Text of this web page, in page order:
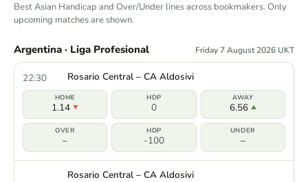
Best Asian Handicap and Over/Under lines across bookmakers. Only
upcoming matches are shown.
Argentina · Liga Profesional Friday 7 August 2026 UKT
22:30 Rosario Central – CA Aldosivi
1.14 0 6.56
– -100 –
Rosario Central – CA Aldosivi